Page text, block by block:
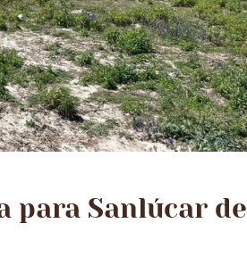
para Sanlúcar de